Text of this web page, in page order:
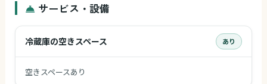
サービス・設備
冷蔵庫の空きスペース あり
空きスペースあり